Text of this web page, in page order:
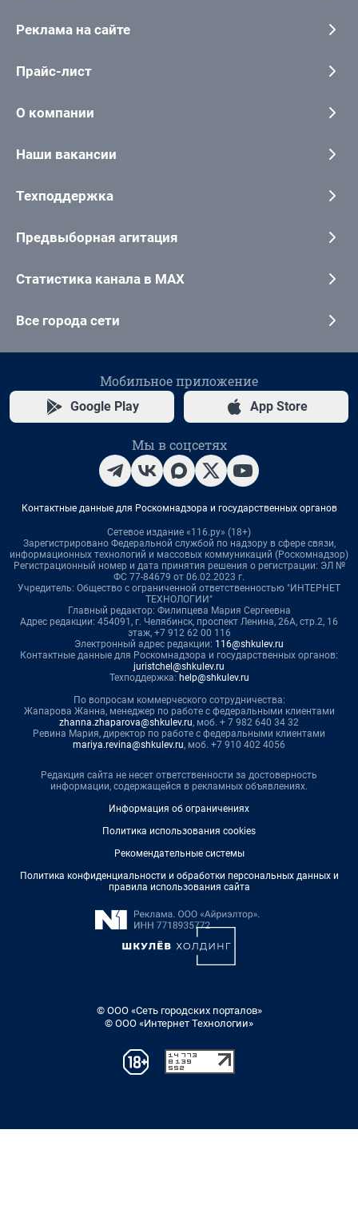
Реклама на сайте
Прайс-лист
О компании
Наши вакансии
Техподдержка
Предвыборная агитация
Статистика канала в MAX
Все города сети
Мобильное приложение
Google Play App Store
Мы в соцсетях
Контактные данные для Роскомнадзора и государственных органов
Сетевое издание «116.ру» (18+)
Зарегистрировано Федеральной службой по надзору в сфере связи,
информационных технологий и массовых коммуникаций (Роскомнадзор)
Регистрационный номер и дата принятия решения о регистрации: ЭЛ №
ФС 77-84679 от 06.02.2023 г.
Учредитель: Общество с ограниченной ответственностью "ИНТЕРНЕТ
ТЕХНОЛОГИИ"
Главный редактор: Филипцева Мария Сергеевна
Адрес редакции: 454091, г. Челябинск, проспект Ленина, 26А, стр.2, 16
этаж, +7 912 62 00 116
Электронный адрес редакции: 116@shkulev.ru
Контактные данные для Роскомнадзора и государственных органов:
juristchel@shkulev.ru
Техподдержка: help@shkulev.ru
По вопросам коммерческого сотрудничества:
Жапарова Жанна, менеджер по работе с федеральными клиентами
zhanna.zhaparova@shkulev.ru, моб. + 7 982 640 34 32
Ревина Мария, директор по работе с федеральными клиентами
mariya.revina@shkulev.ru, моб. +7 910 402 4056
Редакция сайта не несет ответственности за достоверность
информации, содержащейся в рекламных объявлениях.
Информация об ограничениях
Политика использования cookies
Рекомендательные системы
Политика конфиденциальности и обработки персональных данных и
правила использования сайта
© ООО «Сеть городских порталов»
© ООО «Интернет Технологии»